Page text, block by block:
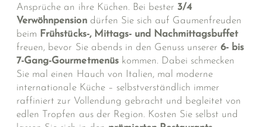
Ansprüche an ihre Küchen. Bei bester 3/4
Verwöhnpensiondürfen Sie sich auf Gaumenfreuden
beim Frühstücks-, Mittags- und Nachmittagsbuffet
freuen, bevor Sie abends in den Genuss unserer6- bis
7-Gang-Gourmetmenüskommen. Dabei schmecken
Sie mal einen Hauch von Italien, mal moderne
internationale Küche – selbstverständlich immer
raffiniert zur Vollendung gebracht und begleitet von
edlen Tropfen aus der Region. Kosten Sie selbst und